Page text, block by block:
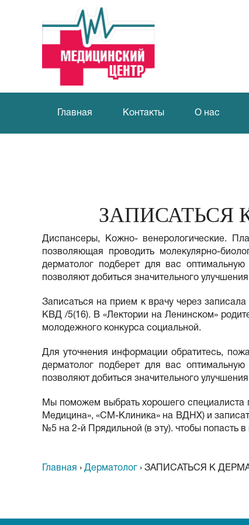
Главная Контакты О нас
ЗАПИСАТЬСЯ
Диспансеры, Кожно- венерологические.
позволяющая проводить молекулярно-
дерматолог подберет для вас
позволяют добиться значительного
Записаться на прием к врачу через
КВД /5(16). В «Лектории на Ленинском»
молодежного конкурса социальной.
Для уточнения информации обратитесь,
дерматолог подберет для вас
позволяют добиться значительного
Мы поможем выбрать хорошего специалиста
Медицина», «СМ-Клиника» на ВДНХ) и
№5 на 2-й Прядильной (в эту). чтобы попасть в
Главная › Дерматолог › ЗАПИСАТЬСЯ К